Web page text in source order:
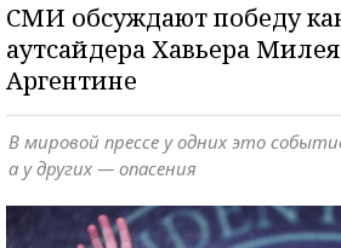
СМИ обсуждают победу
аутсайдера Хавьера
Аргентине
В мировой прессе у одних это
а у других — опасения